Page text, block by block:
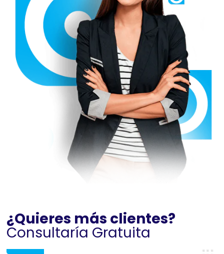
¿Quieres más clientes?
Consultaría Gratuita